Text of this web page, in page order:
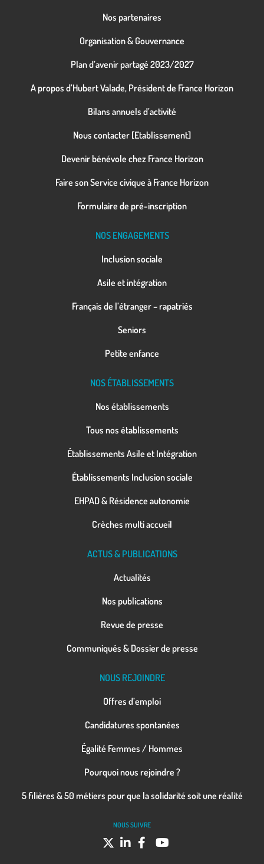
Nos partenaires
Organisation & Gouvernance
Plan d’avenir partagé 2023/2027
A propos d’Hubert Valade, Président de France Horizon
Bilans annuels d’activité
Nous contacter [Etablissement]
Devenir bénévole chez France Horizon
Faire son Service civique à France Horizon
Formulaire de pré-inscription
NOS ENGAGEMENTS
Inclusion sociale
Asile et intégration
Français de l’étranger – rapatriés
Seniors
Petite enfance
NOS ÉTABLISSEMENTS
Nos établissements
Tous nos établissements
Établissements Asile et Intégration
Établissements Inclusion sociale
EHPAD & Résidence autonomie
Crèches multi accueil
ACTUS & PUBLICATIONS
Actualités
Nos publications
Revue de presse
Communiqués & Dossier de presse
NOUS REJOINDRE
Offres d’emploi
Candidatures spontanées
Égalité Femmes / Hommes
Pourquoi nous rejoindre ?
5 filières & 50 métiers pour que la solidarité soit une réalité
NOUS SUIVRE